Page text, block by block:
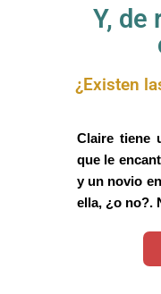
Y, de
¿Existen
Claire tiene
que le
y un novio
ella, ¿o no?.